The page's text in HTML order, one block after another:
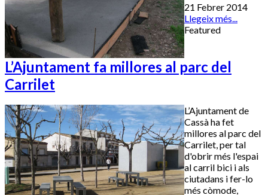
21 Febrer 2014
Llegeix més...
Featured
L’Ajuntament fa millores al parc del
Carrilet
L’Ajuntament de
Cassà ha fet
millores al parc del
Carrilet, per tal
d'obrir més l'espai
al carril bici i als
ciutadans i fer-lo
més còmode,